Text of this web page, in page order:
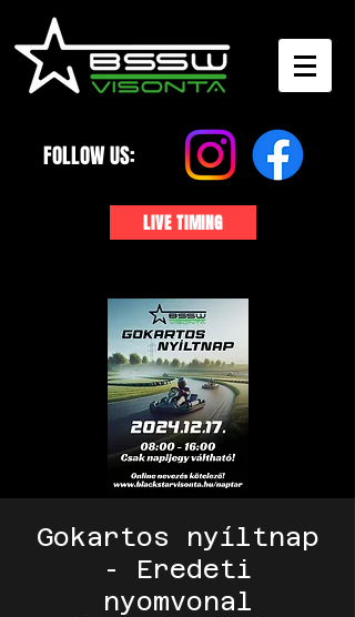
FOLLOW US:
LIVE TIMING
Gokartos nyíltnap
- Eredeti
nyomvonal